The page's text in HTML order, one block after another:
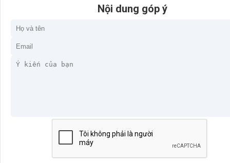
Nội dung góp ý